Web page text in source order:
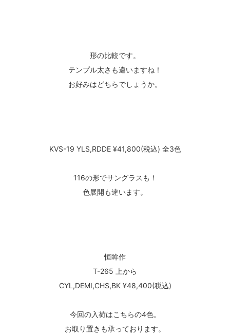
形の比較です。
テンプル太さも違いますね！
お好みはどちらでしょうか。
KVS-19 YLS,RDDE ¥41,800(税込) 全3色
116の形でサングラスも！
色展開も違います。
恒眸作
T-265 上から
CYL,DEMI,CHS,BK ¥48,400(税込)
今回の入荷はこちらの4色。
お取り置きも承っております。